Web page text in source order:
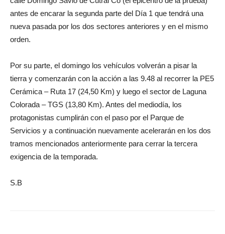
antes de encarar la segunda parte del Día 1 que tendrá una
nueva pasada por los dos sectores anteriores y en el mismo
orden.
Por su parte, el domingo los vehículos volverán a pisar la
tierra y comenzarán con la acción a las 9.48 al recorrer la PE5
Cerámica – Ruta 17 (24,50 Km) y luego el sector de Laguna
Colorada – TGS (13,80 Km). Antes del mediodía, los
protagonistas cumplirán con el paso por el Parque de
Servicios y a continuación nuevamente acelerarán en los dos
tramos mencionados anteriormente para cerrar la tercera
exigencia de la temporada.
S.B